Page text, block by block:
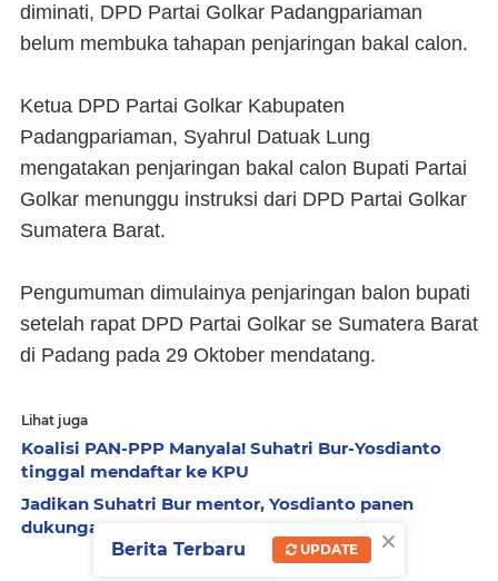
diminati, DPD Partai Golkar Padangpariaman
belum membuka tahapan penjaringan bakal calon.
Ketua DPD Partai Golkar Kabupaten
Padangpariaman, Syahrul Datuak Lung
mengatakan penjaringan bakal calon Bupati Partai
Golkar menunggu instruksi dari DPD Partai Golkar
Sumatera Barat.
Pengumuman dimulainya penjaringan balon bupati
setelah rapat DPD Partai Golkar se Sumatera Barat
di Padang pada 29 Oktober mendatang.
Lihat juga
Koalisi PAN-PPP Manyala! Suhatri Bur-Yosdianto
tinggal mendaftar ke KPU
Jadikan Suhatri Bur mentor, Yosdianto panen
dukungan
×
Berita Terbaru UPDATE